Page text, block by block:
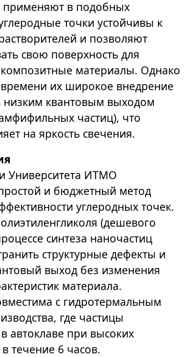
применяют в подобных
точки устойчивы к
и позволяют
свою поверхность для
материалы. Однако
их широкое внедрение
низким квантовым выходом
частиц), что
на яркость свечения.
Университета ИТМО
и бюджетный метод
углеродных точек.
(дешевого
синтеза наночастиц
структурные дефекты и
выход без изменения
материала.
с гидротермальным
где частицы
автоклаве при высоких
течение 6 часов.